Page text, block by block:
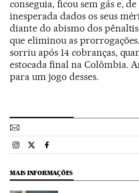
conseguia, ficou sem gás e,
inesperada dados os seus
diante do abismo dos
que eliminou as
sorriu após 14 cobranças,
estocada final na Colômbia.
para um jogo desses.
Esportes El País Brasil en Instagram
Esportes El País Brasil en Twitter
Esportes El País Brasil en
MAIS INFORMAÇÕES